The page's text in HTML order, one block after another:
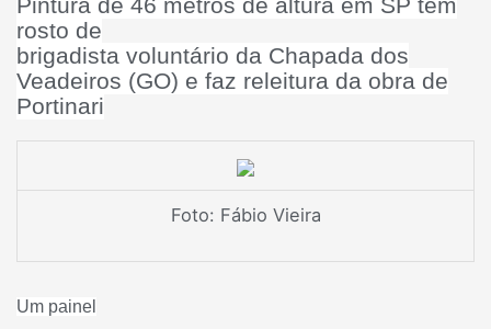
rosto de
brigadista voluntário da Chapada dos
Veadeiros (GO) e faz releitura da obra de
Portinari
Foto: Fábio Vieira
Um painel